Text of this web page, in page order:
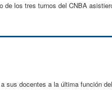
de los tres turnos del CNBA
sus docentes a la última función